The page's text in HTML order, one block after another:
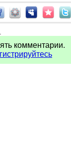
комментарии.